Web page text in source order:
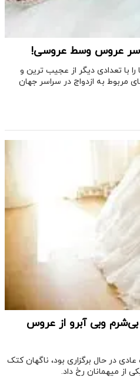
عروس وسط عروسی!
با تعدادی دیگر از عجیب ترین و
به ازدواج در سراسر جهان
وبی آبرو از عروس
در حال برگزاری بود، ناگهان کتک
از میهمانان رخ داد.